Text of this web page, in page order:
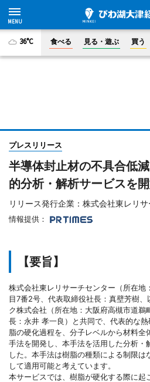
36°C 食べる 見る・遊ぶ 買う
プレスリリース
半導体封止材の不具合低
的分析・解析サービスを
リリース発行企業：株式会社東レリ
情報提供：
【要旨】
株式会社東レリサーチセンター（所在地
目7番2号、代表取締役社長：真壁芳樹、
ク株式会社（所在地：大阪府高槻市道鵜
長：永井 孝一良）と共同で、代表的な
脂の硬化過程を、分子レベルから材料全
手法を開発し、本手法を活用した分析・
した。本手法は樹脂の種類による制限
して適用可能と考えています。
本サービスでは、樹脂が硬化する際に起